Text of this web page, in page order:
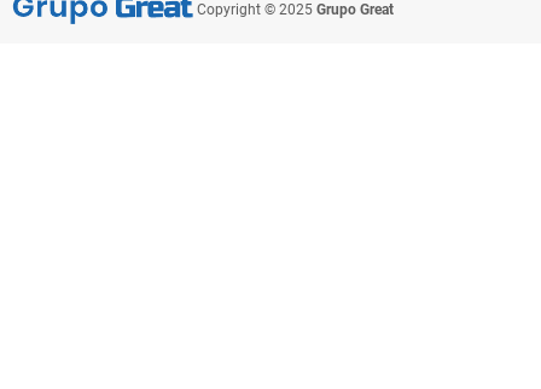
Copyright © 2025 Grupo Great